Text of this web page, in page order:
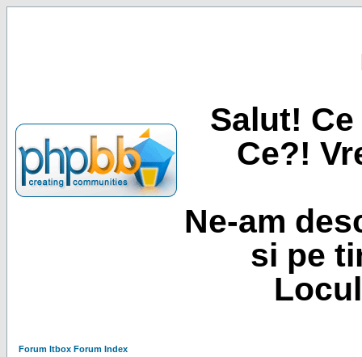
Salut!
Ce?!
Ne-am
si pe
Forum Itbox Forum Index